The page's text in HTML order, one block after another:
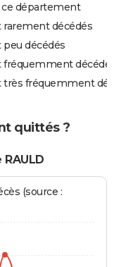
ce département
décédés
décédés
fréquemment
très fréquemment
quittés ?
(source :